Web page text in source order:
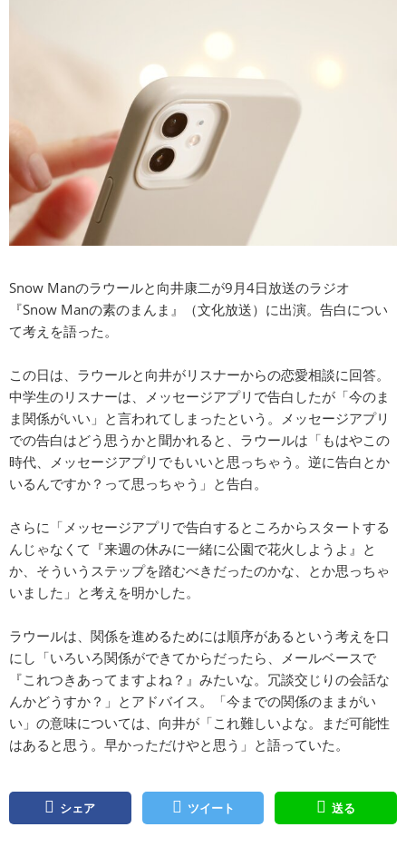
Snow Manのラウールと向井康二が9月4日放送のラジオ
『Snow Manの素のまんま』（文化放送）に出演。告白につい
て考えを語った。
この日は、ラウールと向井がリスナーからの恋愛相談に回答。
中学生のリスナーは、メッセージアプリで告白したが「今のま
ま関係がいい」と言われてしまったという。メッセージアプリ
での告白はどう思うかと聞かれると、ラウールは「もはやこの
時代、メッセージアプリでもいいと思っちゃう。逆に告白とか
いるんですか？って思っちゃう」と告白。
さらに「メッセージアプリで告白するところからスタートする
んじゃなくて『来週の休みに一緒に公園で花火しようよ』と
か、そういうステップを踏むべきだったのかな、とか思っちゃ
いました」と考えを明かした。
ラウールは、関係を進めるためには順序があるという考えを口
にし「いろいろ関係ができてからだったら、メールベースで
『これつきあってますよね？』みたいな。冗談交じりの会話な
んかどうすか？」とアドバイス。「今までの関係のままがい
い」の意味については、向井が「これ難しいよな。まだ可能性
はあると思う。早かっただけやと思う」と語っていた。
シェア ツイート 送る